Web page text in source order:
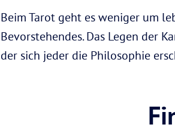
Beim Tarot geht es weniger um
Bevorstehendes. Das Legen der
der sich jeder die Philosophie